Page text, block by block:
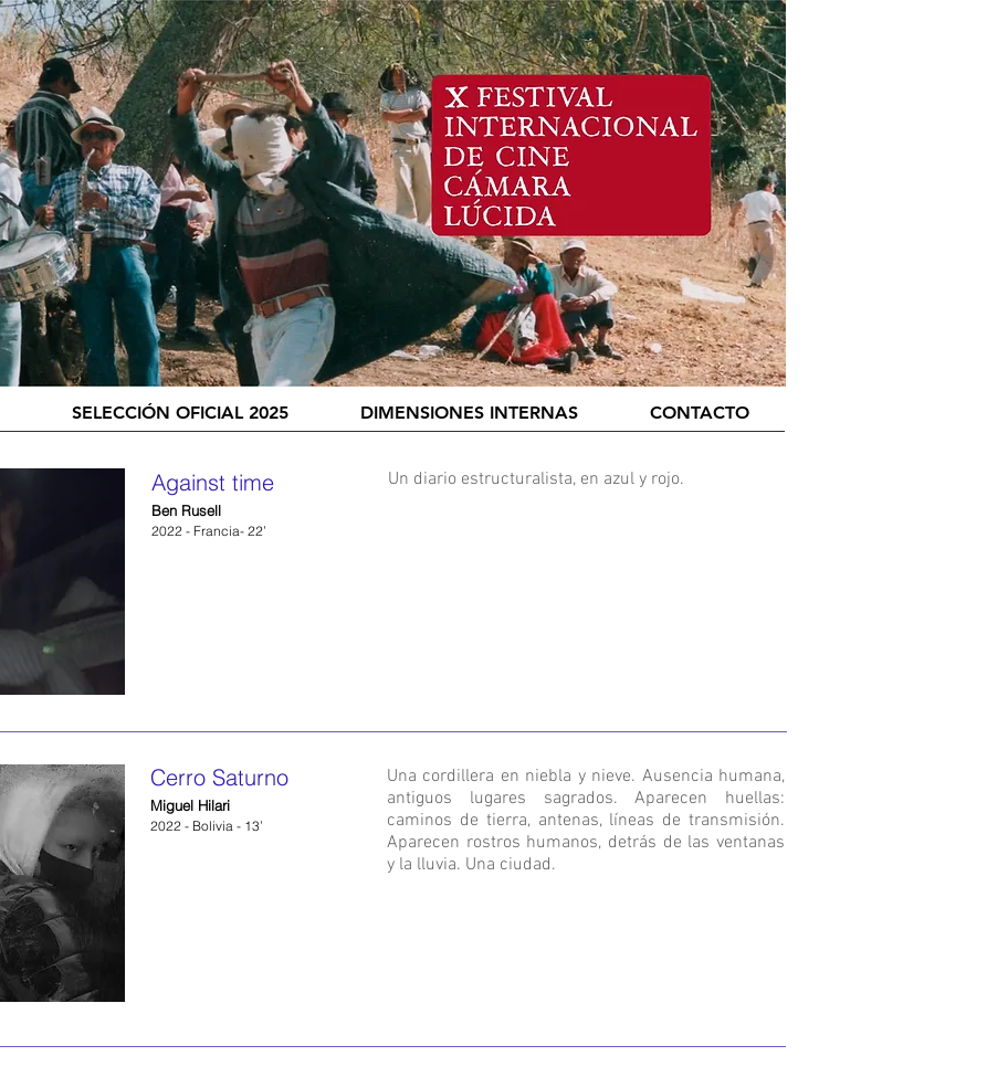
SELECCIÓN OFICIAL 2025 DIMENSIONES INTERNAS CONTACTO
Against time
2022 - Francia- 22’
Un diario estructuralista, en azul y rojo.
Ben Rusell
Cerro Saturno
2022 - Bolivia - 13’
Una cordillera en niebla y nieve. Ausencia humana,
antiguos lugares sagrados. Aparecen huellas:
caminos de tierra, antenas, líneas de transmisión.
Aparecen rostros humanos, detrás de las ventanas
y la lluvia. Una ciudad.
Miguel Hilari